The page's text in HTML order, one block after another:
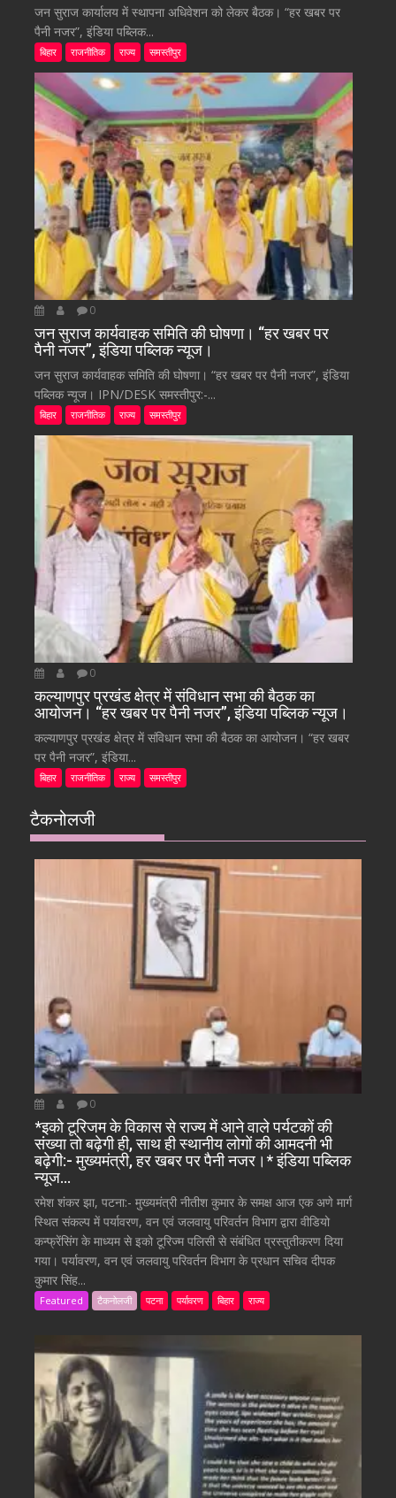
जन सुराज कार्यालय में स्थापना अधिवेशन को लेकर बैठक। “हर खबर पर
पैनी नजर”, इंडिया पब्लिक...
बिहार राजनीतिक राज्य समस्तीपुर
0
जन सुराज कार्यवाहक समिति की घोषणा। “हर खबर पर
पैनी नजर”, इंडिया पब्लिक न्यूज।
जन सुराज कार्यवाहक समिति की घोषणा। “हर खबर पर पैनी नजर”, इंडिया
पब्लिक न्यूज। IPN/DESK समस्तीपुर:-...
बिहार राजनीतिक राज्य समस्तीपुर
0
कल्याणपुर प्रखंड क्षेत्र में संविधान सभा की बैठक का
आयोजन। “हर खबर पर पैनी नजर”, इंडिया पब्लिक न्यूज।
कल्याणपुर प्रखंड क्षेत्र में संविधान सभा की बैठक का आयोजन। “हर खबर
पर पैनी नजर”, इंडिया...
बिहार राजनीतिक राज्य समस्तीपुर
टैकनोलजी
0
*इको टूरिजम के विकास से राज्य में आने वाले पर्यटकों की
संख्या तो बढ़ेगी ही, साथ ही स्थानीय लोगों की आमदनी भी
बढ़ेगी:- मुख्यमंत्री, हर खबर पर पैनी नजर।* इंडिया पब्लिक
न्यूज…
रमेश शंकर झा, पटना:- मुख्यमंत्री नीतीश कुमार के समक्ष आज एक अणे मार्ग
स्थित संकल्प में पर्यावरण, वन एवं जलवायु परिवर्तन विभाग द्वारा वीडियो
कन्फ्रेंसिंग के माध्यम से इको टूरिज्म पलिसी से संबंधित प्रस्तुतीकरण दिया
गया। पर्यावरण, वन एवं जलवायु परिवर्तन विभाग के प्रधान सचिव दीपक
कुमार सिंह...
Featured टैकनोलजी पटना पर्यावरण बिहार राज्य